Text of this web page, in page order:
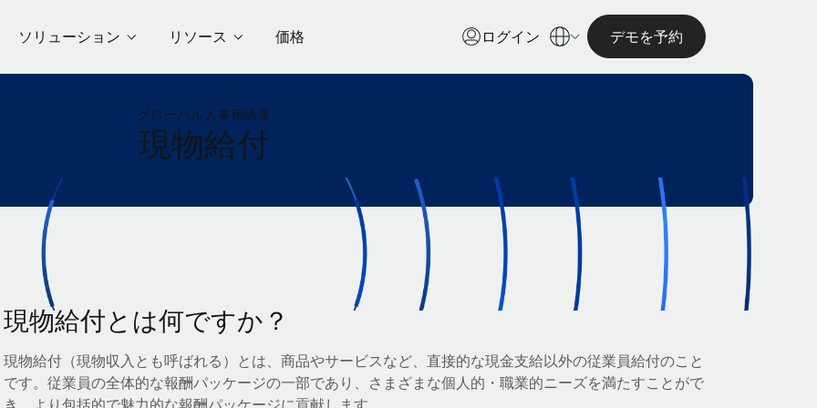
ソリューション リソース 価格 ログイン デモを予約
グローバル人事用語集
現物給付
現物給付とは何ですか？
現物給付（現物収入とも呼ばれる）とは、商品やサービスなど、直接的な現金支給以外の従業員給付のこと
です。従業員の全体的な報酬パッケージの一部であり、さまざまな個人的・職業的ニーズを満たすことがで
き、より包括的で魅力的な報酬パッケージに貢献します。